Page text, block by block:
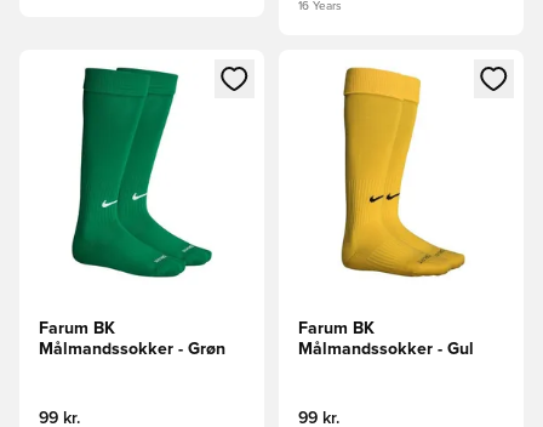
16 Years
Åbner en Modal til at logge ind eller tilmelde dig som
Farum BK
Målmandssokker - Grøn
99 kr.
Åbner en Modal til at logge
Farum BK
Målmandssokker - Gul
99 kr.